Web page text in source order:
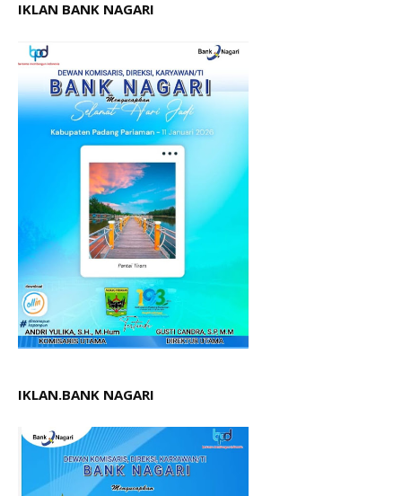
IKLAN BANK NAGARI
IKLAN.BANK NAGARI